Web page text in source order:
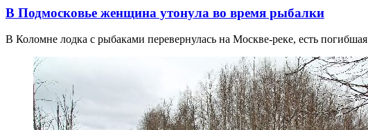
В Подмосковье женщина утонула во время рыбалки
В Коломне лодка с рыбаками перевернулась на Москве-реке, есть погибшая